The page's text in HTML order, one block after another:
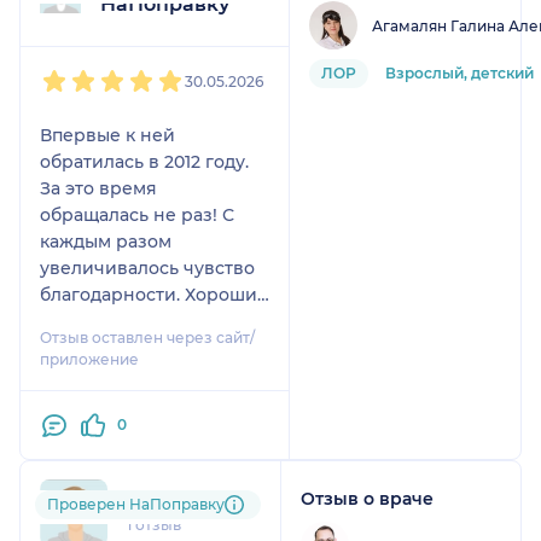
30.05.2026
Впервые к ней
обратилась в 2012 году.
За это время
обращалась не раз! С
каждым разом
увеличивалось чувство
благодарности. Хороший
вежливая!
Сожалею,когда нет
ней взять талон!
Отзыв оставлен через сайт/
приложение
0
Агамалян Галина
ЛОР Взрослый, детский
jan....@....ru
1 отзыв
Проверен НаПоправку Отзыв о враче